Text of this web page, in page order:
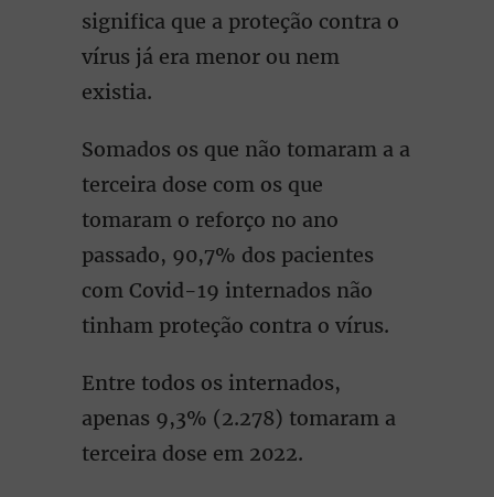
significa que a proteção contra o
vírus já era menor ou nem
existia.
Somados os que não tomaram a a
terceira dose com os que
tomaram o reforço no ano
passado, 90,7% dos pacientes
com Covid-19 internados não
tinham proteção contra o vírus.
Entre todos os internados,
apenas 9,3% (2.278) tomaram a
terceira dose em 2022.